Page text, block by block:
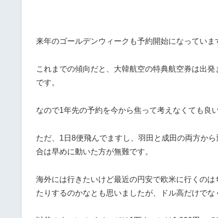
来年のゴールデンウィークも予約開始になっていま
これまでの傾向だと、大韓航空の特典航空券は出
です。
なので1年先の予約を今から焦って考えなくても良
ただ、1日8便飛んでますし、羽田と成田の両方か
合は早めに動いた方が無難です。
海外には行きたいけど最近の円安で欧米に行くの
たりするのかなとも思いましたが、ドル高だけで